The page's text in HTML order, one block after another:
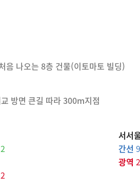
음 나오는 8층 건물(이토마토 빌딩)
방면 큰길 따라 300m지점
서서
간선
광역